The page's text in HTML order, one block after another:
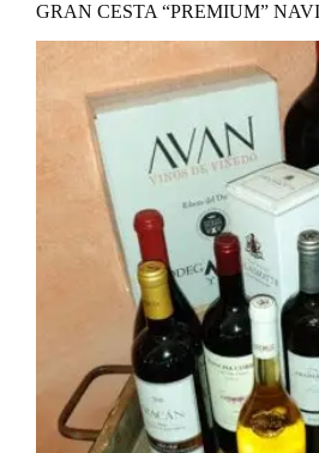
GRAN CESTA “PREMIUM”